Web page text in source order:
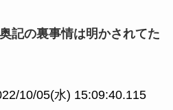
記の裏事情は明かされてた
10/05(水) 15:09:40.115